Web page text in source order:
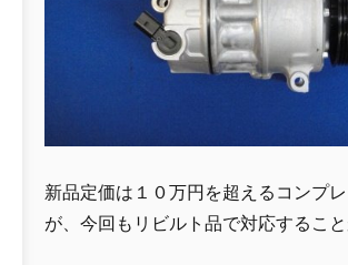
新品定価は１０万円を超えるコンプ
が、今回もリビルト品で対応するこ